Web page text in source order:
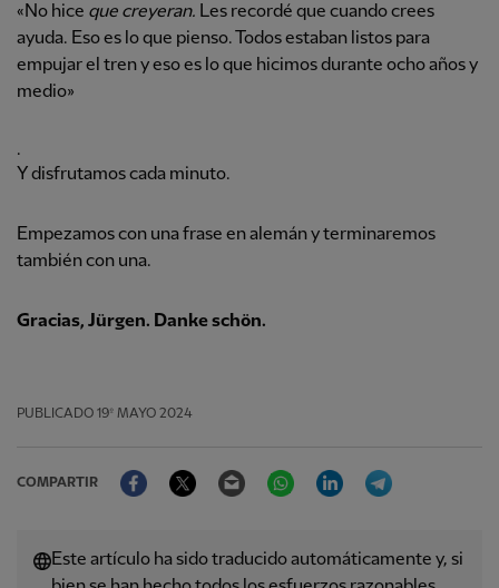
«No hice que creyeran. Les recordé que cuando crees
ayuda. Eso es lo que pienso. Todos estaban listos para
empujar el tren y eso es lo que hicimos durante ocho años y
medio»
.
Y disfrutamos cada minuto.
Empezamos con una frase en alemán y terminaremos
también con una.
Gracias, Jürgen. Danke schön.
PUBLICADO 19º MAYO 2024
COMPARTIR
FacebookTwitter Email WhatsAppLinkedIn
Este artículo ha sido traducido automáticamente y, si